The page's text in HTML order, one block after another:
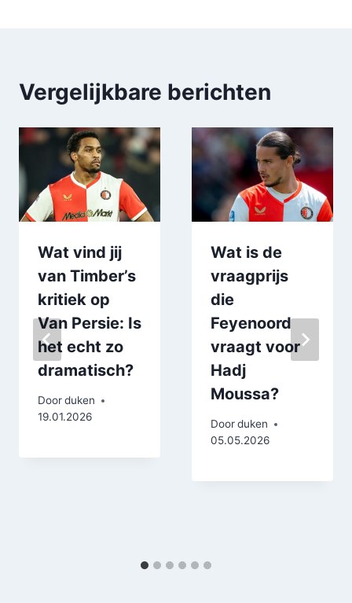
Vergelijkbare berichten
Wat vind jij
van Timber’s
kritiek op
Van Persie: Is
het echt zo
dramatisch?
Doorduken
19.01.2026
Wat is de
vraagprijs
die
Feyenoord
vraagt voor
Hadj
Moussa?
Doorduken
05.05.2026